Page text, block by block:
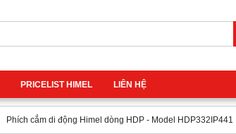
PRICELIST HIMEL LIÊN HỆ
Phích cắm di động Himel dòng HDP - Model HDP332IP441